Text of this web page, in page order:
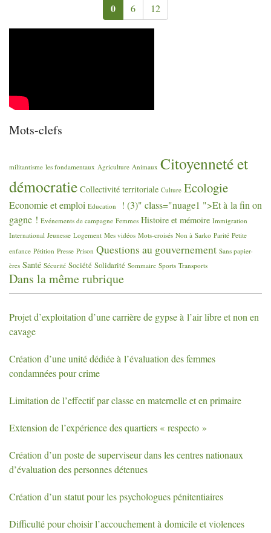
0 6 12
Mots-clefs
militantisme les fondamentaux Agriculture Animaux Citoyenneté et
démocratie Collectivité territoriale Culture Ecologie
Economie et emploi Education
! (3)" class="nuage1 ">Et à la fin on
gagne ! Evénements de campagne Femmes Histoire et mémoire Immigration
International Jeunesse Logement Mes vidéos Mots-croisés Non à Sarko Parité Petite
enfance Pétition Presse Prison Questions au gouvernement Sans papier-
ères Santé Sécurité Société Solidarité Sommaire Sports Transports
Dans la même rubrique
Projet d’exploitation d’une carrière de gypse à l’air libre et non en
cavage
Création d’une unité dédiée à l’évaluation des femmes
condamnées pour crime
Limitation de l’effectif par classe en maternelle et en primaire
Extension de l’expérience des quartiers « respecto »
Création d’un poste de superviseur dans les centres nationaux
d’évaluation des personnes détenues
Création d’un statut pour les psychologues pénitentiaires
Difficulté pour choisir l’accouchement à domicile et violences